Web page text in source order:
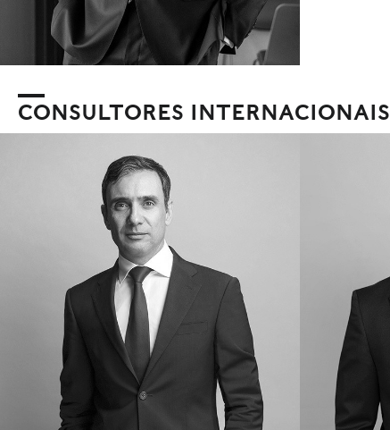
CONSULTORES INTERNACIONAIS